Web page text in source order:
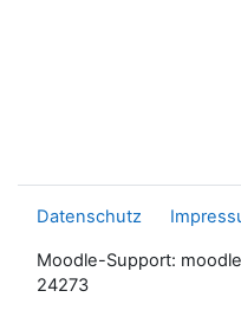
Datenschutz
Moodle-Support:
24273